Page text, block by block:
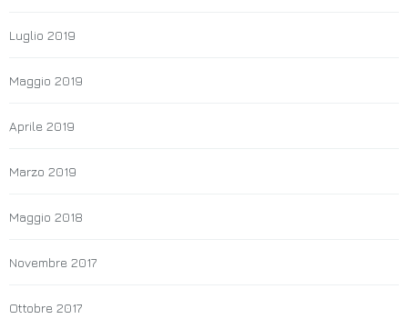
Luglio 2019
Maggio 2019
Aprile 2019
Marzo 2019
Maggio 2018
Novembre 2017
Ottobre 2017